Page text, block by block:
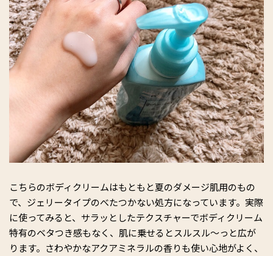
こちらのボディクリームはもともと夏のダメージ肌用のもの
で、ジェリータイプのべたつかない処方になっています。実際
に使ってみると、サラッとしたテクスチャーでボディクリーム
特有のベタつき感もなく、肌に乗せるとスルスル～っと広が
ります。さわやかなアクアミネラルの香りも使い心地がよく、